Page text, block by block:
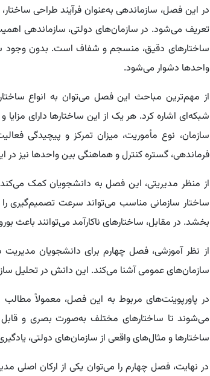
در این فصل، سازماندهی به‌عنوان فرآیند طراحی
تعریف می‌شود. در سازمان‌های دولتی، سازماندهی
ساختارهای دقیق، منسجم و شفاف است. بدون وجود
واحدها دشوار می‌شود.
شبکه‌ای اشاره کرد. هر یک از این ساختارها دارای
سازمان، نوع مأموریت، میزان تمرکز و پیچیدگی
فرماندهی، گستره کنترل و هماهنگی بین واحدها نیز
از منظر مدیریتی، این فصل به دانشجویان کمک می‌کند
ساختار سازمانی مناسب می‌تواند سرعت تصمیم‌گیری
بخشد. در مقابل، ساختارهای ناکارآمد می‌توانند باعث
از نظر آموزشی، فصل چهارم برای دانشجویان مدیریت
سازمان‌های عمومی آشنا می‌کند. این دانش در تحلیل
در پاورپوینت‌های مربوط به این فصل، معمولاً مطالب
می‌شوند تا ساختارهای مختلف به‌صورت بصری و قابل
ساختارها و مثال‌های واقعی از سازمان‌های دولتی،
در نهایت، فصل چهارم را می‌توان یکی از ارکان